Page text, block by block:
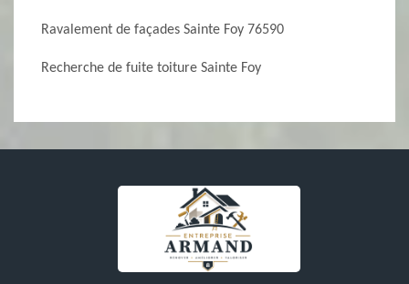
Ravalement de façades Sainte Foy 76590
Recherche de fuite toiture Sainte Foy